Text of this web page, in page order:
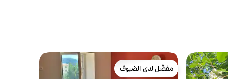
مفضّل لدى الضيوف
مفضّل لدى الضيوف